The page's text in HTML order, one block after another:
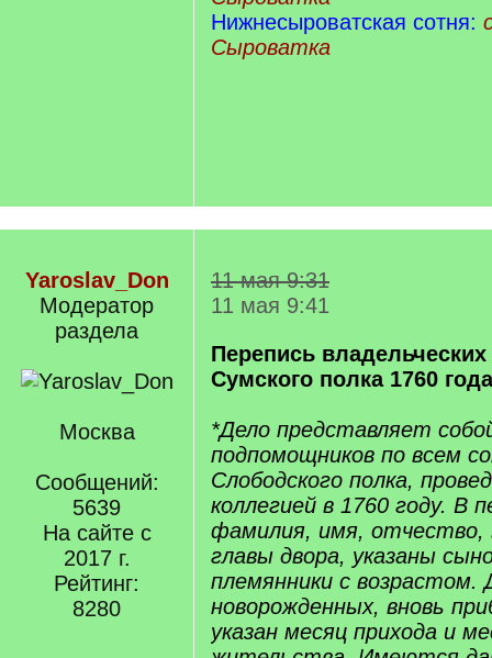
Нижнесыроватская сотня:
Сыроватка
Yaroslav_Don
Модератор
раздела
Москва
Сообщений:
5639
На сайте с
2017 г.
Рейтинг:
8280
11 мая 9:31
11 мая 9:41
Перепись
Сумского полка 1760 года
*Дело представляет
подпомощников по всем
Слободского полка,
коллегией в 1760 году. В
фамилия, имя, отчество,
главы двора, указаны
племянники с возрастом.
новорожденных, вновь
указан месяц прихода и